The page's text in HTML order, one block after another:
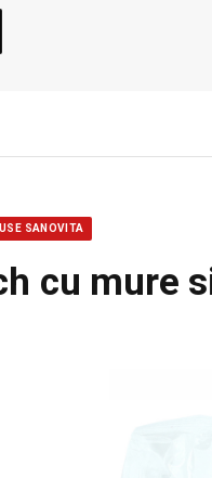
SANOVITA
cu mure